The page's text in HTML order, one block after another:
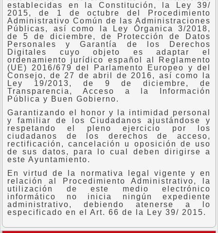
establecidas en la Constitución, la Ley 39/
2015, de 1 de octubre del Procedimiento
Administrativo Común de las Administraciones
Públicas, así como la Ley Órganica 3/2018,
de 5 de diciembre, de Protección de Datos
Personales y Garantía de los Derechos
Digitales cuyo objeto es adaptar el
ordenamiento jurídico español al Reglamento
(UE) 2016/679 del Parlamento Europeo y del
Consejo, de 27 de abril de 2016, así como la
Ley 19/2013, de 9 de diciembre, de
Transparencia, Acceso a la Información
Pública y Buen Gobierno.
Garantizando el honor y la intimidad personal
y familiar de los Ciudadanos ajustándose y
respetando el pleno ejercicio por los
ciudadanos de los derechos de acceso,
rectificación, cancelación u oposición de uso
de sus datos, para lo cual deben dirigirse a
este Ayuntamiento.
En virtud de la normativa legal vigente y en
relación al Procedimiento Administrativo, la
utilización de este medio electrónico
informático no inicia ningún expediente
administrativo, debiendo atenerse a lo
especificado en el Art. 66 de la Ley 39/ 2015.